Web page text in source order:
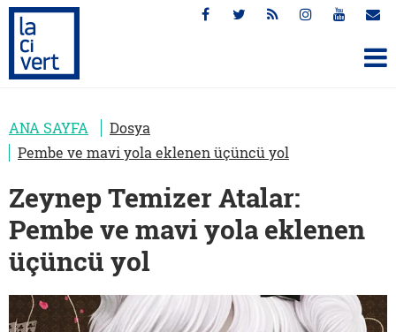
ANA SAYFA
Dosya
Pembe ve mavi yola eklenen üçüncü yol
Zeynep Temizer Atalar:
Pembe ve mavi yola eklenen
üçüncü yol